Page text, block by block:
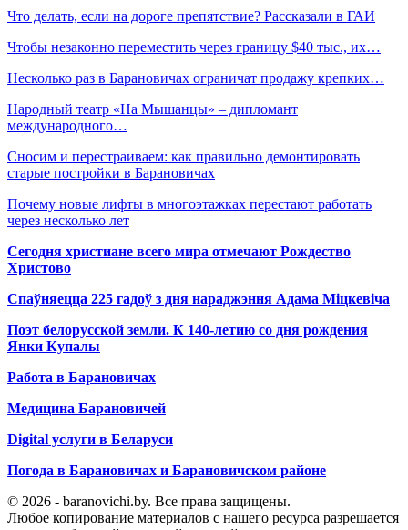
Что делать, если на дороге препятствие? Рассказали в ГАИ
Чтобы незаконно переместить через границу $40 тыс., их…
Несколько раз в Барановичах ограничат продажу крепких…
Народный театр «На Мышанцы» – дипломант
международного…
Сносим и перестраиваем: как правильно демонтировать
старые постройки в Барановичах
Почему новые лифты в многоэтажках перестают работать
через несколько лет
Сегодня христиане всего мира отмечают Рождество
Христово
Спаўняецца 225 гадоў з дня нараджэння Адама Міцкевіча
Поэт белорусской земли. К 140-летию со дня рождения
Янки Купалы
Работа в Барановичах
Медицина Барановичей
Digital услуги в Беларуси
Погода в Барановичах и Барановичском районе
© 2026 - baranovichi.by. Все права защищены.
Любое копирование материалов с нашего ресурса разрешается